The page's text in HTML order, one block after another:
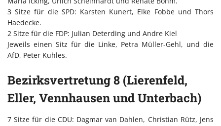
3 Sitze für die SPD: Karsten Kunert, Elke Fobbe und Thors
Haedecke.
2 Sitze für die FDP: Julian Deterding und Andre Kiel
Jeweils einen Sitz für die Linke, Petra Müller-Gehl, und die
AfD, Peter Kuhles.
Bezirksvertretung 8 (Lierenfeld,
Eller, Vennhausen und Unterbach)
7 Sitze für die CDU: Dagmar van Dahlen, Christian Rütz, Jens